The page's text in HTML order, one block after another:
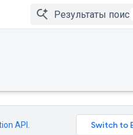
API